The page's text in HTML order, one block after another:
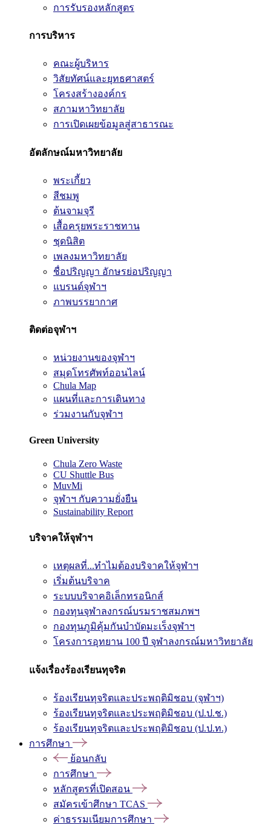
การรับรองหลักสูตร
การบริหาร
คณะผู้บริหาร
วิสัยทัศน์และยุทธศาสตร์
โครงสร้างองค์กร
สภามหาวิทยาลัย
การเปิดเผยข้อมูลสู่สาธารณะ
อัตลักษณ์มหาวิทยาลัย
พระเกี้ยว
สีชมพู
ต้นจามจุรี
เสื้อครุยพระราชทาน
ชุดนิสิต
เพลงมหาวิทยาลัย
ชื่อปริญญา อักษรย่อปริญญา
แบรนด์จุฬาฯ
ภาพบรรยากาศ
ติดต่อจุฬาฯ
หน่วยงานของจุฬาฯ
สมุดโทรศัพท์ออนไลน์
Chula Map
แผนที่และการเดินทาง
ร่วมงานกับจุฬาฯ
Green University
Chula Zero Waste
CU Shuttle Bus
MuvMi
จุฬาฯ กับความยั่งยืน
Sustainability Report
บริจาคให้จุฬาฯ
เหตุผลที่...ทำไมต้องบริจาคให้จุฬาฯ
เริ่มต้นบริจาค
ระบบบริจาคอิเล็กทรอนิกส์
กองทุนจุฬาลงกรณ์บรมราชสมภพฯ
กองทุนภูมิคุ้มกันบำบัดมะเร็งจุฬาฯ
โครงการอุทยาน 100 ปี จุฬาลงกรณ์มหาวิทยาลัย
แจ้งเรื่องร้องเรียนทุจริต
ร้องเรียนทุจริตและประพฤติมิชอบ (จุฬาฯ)
ร้องเรียนทุจริตและประพฤติมิชอบ (ป.ป.ช.)
ร้องเรียนทุจริตและประพฤติมิชอบ (ป.ป.ท.)
การศึกษา
ย้อนกลับ
การศึกษา
หลักสูตรที่เปิดสอน
สมัครเข้าศึกษา TCAS
ค่าธรรมเนียมการศึกษา